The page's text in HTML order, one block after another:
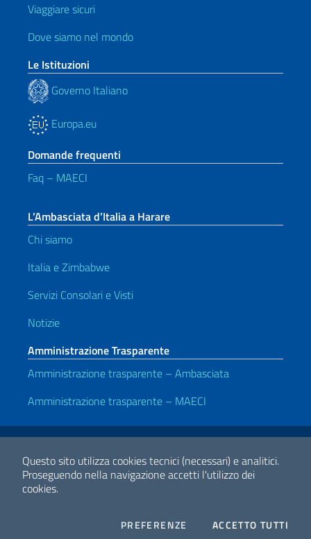
Questo sito utilizza cookies tecnici (necessari) e analitici.
Proseguendo nella navigazione accetti l'utilizzo dei
cookies.
PREFERENZE COOKIESACCETTO TUTTI
Viaggiare sicuri
Dove siamo nel mondo
Le Istituzioni
Governo Italiano
Europa.eu
Domande frequenti
Faq – MAECI
L’Ambasciata d’Italia a Harare
Chi siamo
Italia e Zimbabwe
Servizi Consolari e Visti
Notizie
Amministrazione Trasparente
Amministrazione trasparente – Ambasciata
Amministrazione trasparente – MAECI
Link Utili